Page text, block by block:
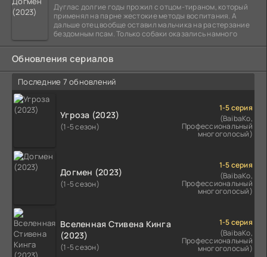
Дуглас долгие годы прожил с отцом-тираном, который
применял на парне жестокие методы воспитания. А
дальше отец вообще оставил мальчика на растерзание
бездомным псам. Только собаки оказались намного
Обновления сериалов
Последние 7 обновлений
Угроза (2023)
(1-5 сезон)
1-5 серия
(BaibaKo,
Профессиональный
многоголосый)
Догмен (2023)
(1-5 сезон)
1-5 серия
(BaibaKo,
Профессиональный
многоголосый)
Вселенная Стивена Кинга
(2023)
(1-5 сезон)
1-5 серия
(BaibaKo,
Профессиональный
многоголосый)